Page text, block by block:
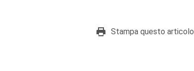
Stampa questo articolo